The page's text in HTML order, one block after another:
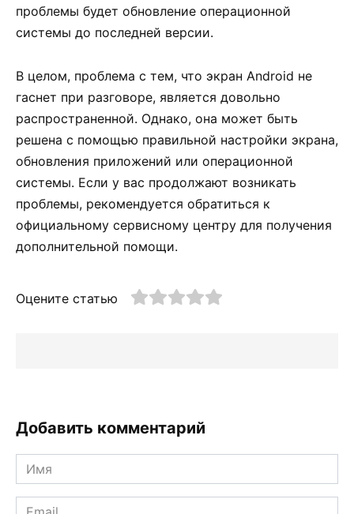
проблемы будет обновление операционной
системы до последней версии.
В целом, проблема с тем, что экран Android не
гаснет при разговоре, является довольно
распространенной. Однако, она может быть
решена с помощью правильной настройки экрана,
обновления приложений или операционной
системы. Если у вас продолжают возникать
проблемы, рекомендуется обратиться к
официальному сервисному центру для получения
дополнительной помощи.
Оцените статью
Добавить комментарий
Имя
*
Email